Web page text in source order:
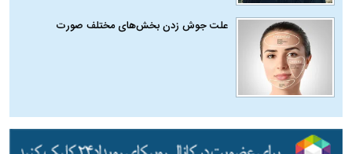
علت جوش زدن بخش‌های مختلف صورت